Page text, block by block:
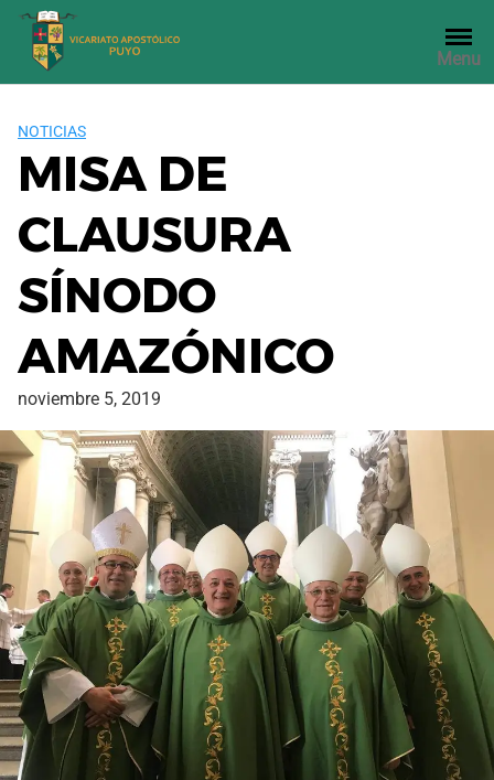
Saltar
contenido
Menu
NOTICIAS
MISA DE
CLAUSURA
SÍNODO
AMAZÓNICO
noviembre 5, 2019